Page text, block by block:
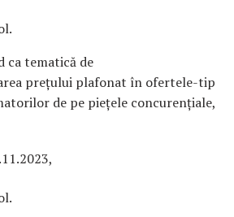
ca tematică de
prețului plafonat în ofertele-tip
de pe piețele concurențiale,